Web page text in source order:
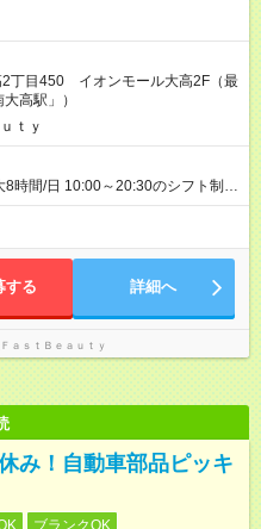
与 ・店舗売上や入客人数などに応
を付与 ・ポイントは6ヶ月に一度引
道府県の施行月より適応、入社時
り 詳細は、採用担当へお問い合わ
試用期間なし
2丁目450 イオンモール大高2F（最
高駅」）
ｔｙ
時間/日 10:00～20:30のシフト制
トはご希望を伺いながら相談のう
ブルワークOK
する 詳細へ
ａｓｔＢｅａｕｔｙ
み！自動車部品ピッキ
ブランクOK